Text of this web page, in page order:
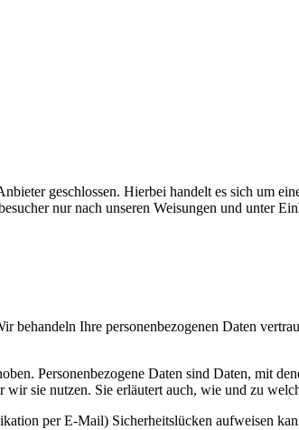
geschlossen. Hierbei handelt es sich um
nur nach unseren Weisungen und unter
Ihre personenbezogenen Daten
Personenbezogene Daten sind Daten, mit
sie nutzen. Sie erläutert auch, wie und zu
per E-Mail) Sicherheitslücken aufweisen